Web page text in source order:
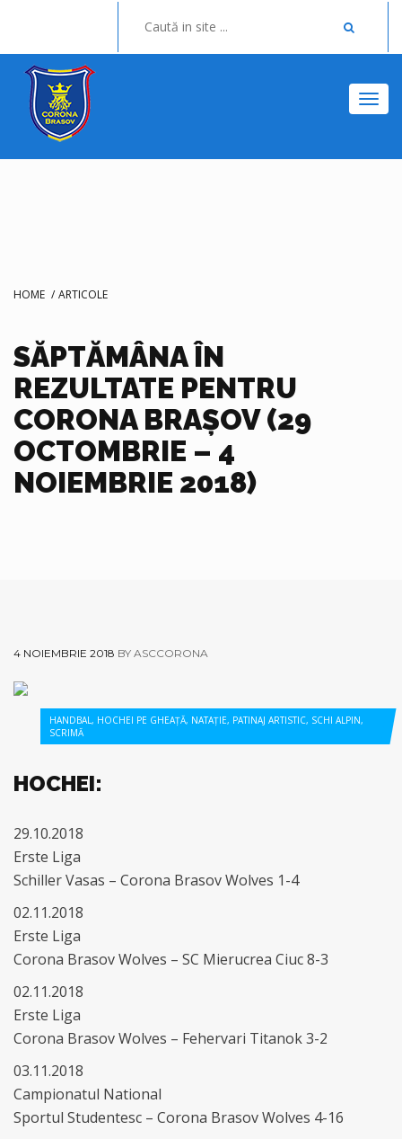
HOME / ARTICOLE
SĂPTĂMÂNA ÎN
REZULTATE PENTRU
CORONA BRAȘOV (29
OCTOMBRIE – 4
NOIEMBRIE 2018)
4 NOIEMBRIE 2018 BY ASCCORONA
HANDBAL, HOCHEI PE GHEAȚĂ, NATAȚIE, PATINAJ ARTISTIC, SCHI ALPIN,
SCRIMĂ
HOCHEI:
29.10.2018
Erste Liga
Schiller Vasas – Corona Brasov Wolves 1-4
02.11.2018
Erste Liga
Corona Brasov Wolves – SC Mierucrea Ciuc 8-3
02.11.2018
Erste Liga
Corona Brasov Wolves – Fehervari Titanok 3-2
03.11.2018
Campionatul National
Sportul Studentesc – Corona Brasov Wolves 4-16